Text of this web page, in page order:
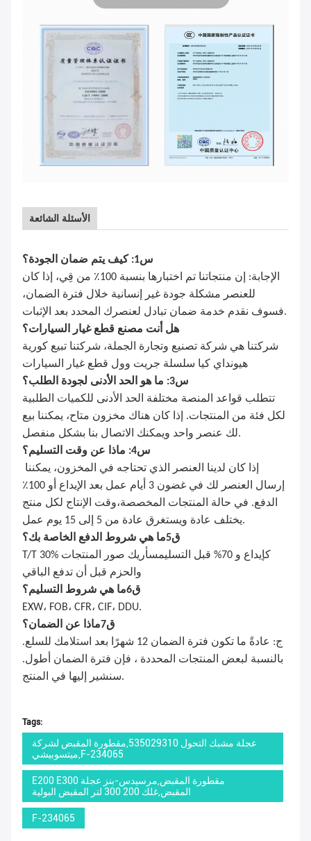
الأسئلة الشائعة
س1: كيف يتم ضمان الجودة؟
الإجابة: إن منتجاتنا تم اختبارها بنسبة 100٪ من قِي، إذا كان
للعنصر مشكلة جودة غير إنسانية خلال فترة الضمان،
فسوف نقدم خدمة ضمان تبادل لعنصرك المحدد بعد الإثبات.
هل أنت مصنع قطع غيار السيارات؟
شركتنا هي شركة تصنيع وتجارة الجملة، شركتنا تبيع كورية
هيونداي كيا سلسلة جريت وول قطع غيار السيارات
س3: ما هو الحد الأدنى لجودة الطلب؟
تتطلب قواعد المنصة مختلفة الحد الأدنى للكميات الطلبية
لكل فئة من المنتجات. إذا كان هناك مخزون متاح، يمكننا بيع
لك عنصر واحد ويمكنك الاتصال بنا بشكل منفصل.
س4: ماذا عن وقت التسليم؟
إذا كان لدينا العنصر الذي تحتاجه في المخزون، يمكننا
إرسال العنصر لك في غضون 3 أيام عمل بعد الإيداع أو 100٪
الدفع. في حالة المنتجات المخصصة،وقت الإنتاج لكل منتج
يختلف عادة ويستغرق عادة من 5 إلى 15 يوم عمل.
ق5ما هي شروط الدفع الخاصة بك؟
T/T 30% كإيداع و 70% قبل التسليم
سأريك صور المنتجات
والحزم قبل أن تدفع الباقي
ق6ما هي شروط التسليم؟
EXW، FOB، CFR، CIF، DDU.
ق7ماذا عن الضمان؟
ج: عادةً ما تكون فترة الضمان 12 شهرًا بعد استلامك للسلع.
بالنسبة لبعض المنتجات المحددة ، فإن فترة الضمان أطول.
سنشير إليها في المنتج.
Tags:
عجلة مشبك التحول 535029310,مقطورة المقبض لشركة
ميتسوبيشي,F-234065
E200 E300 مقطورة المقبض,مرسيدس-بنز عجلة
المقبض,غلك 200 300 لتر المقبض البولية
F-234065